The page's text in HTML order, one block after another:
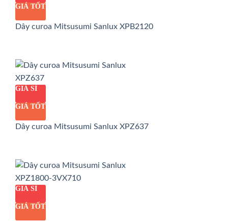
GIÁ TỐT
Dây curoa Mitsusumi Sanlux XPB2120
GIÁ SỈ
GIÁ TỐT
Dây curoa Mitsusumi Sanlux XPZ637
GIÁ SỈ
GIÁ TỐT